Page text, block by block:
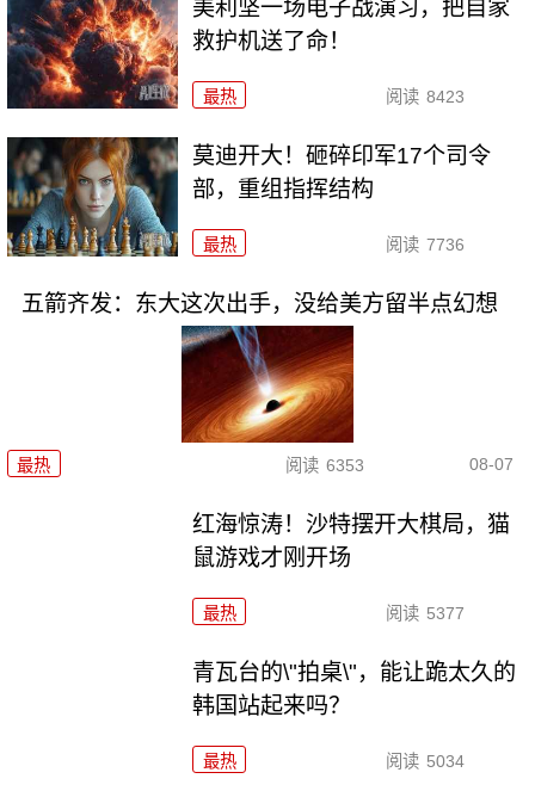
美利坚一场电子战演习，把自家
救护机送了命！
最热 阅读 8423
莫迪开大！砸碎印军17个司令
部，重组指挥结构
最热 阅读 7736
五箭齐发：东大这次出手，没给美方留半点幻想
最热 阅读 6353 08-07
红海惊涛！沙特摆开大棋局，猫
鼠游戏才刚开场
最热 阅读 5377
青瓦台的\"拍桌\"，能让跪太久的
韩国站起来吗？
最热 阅读 5034